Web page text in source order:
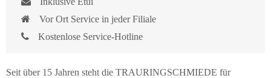
Vor Ort Service in jeder Filiale
Kostenlose Service-Hotline
Seit über 15 Jahren steht die TRAURINGSCHMIEDE für